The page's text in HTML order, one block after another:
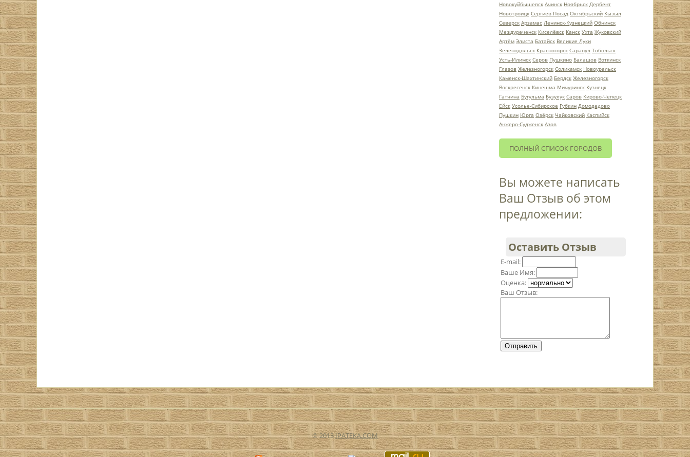
Новокуйбышевск Ачинск Ноябрьск Дербент
Новотроицк Сергиев Посад Октябрьский Кызыл
Северск Арзамас Ленинск-Кузнецкий Обнинск
Междуреченск Киселёвск Канск Ухта Жуковский
Артём Элиста Батайск Великие Луки
Зеленодольск Красногорск Сарапул Тобольск
Усть-Илимск Серов Пушкино Балашов Воткинск
Глазов Железногорск Соликамск Новоуральск
Каменск-Шахтинский Бердск Железногорск
Воскресенск Кинешма Мичуринск Кузнецк
Гатчина Бугульма Бузулук Саров Кирово-Чепецк
Ейск Усолье-Сибирское Губкин Домодедово
Пушкин Юрга Озёрск Чайковский Каспийск
Анжеро-Судженск Азов
ПОЛНЫЙ СПИСОК ГОРОДОВ
Вы можете написать
Ваш Отзыв об этом
предложении:
Оставить Отзыв
E-mail:
Ваше Имя:
Оценка:
Ваш Отзыв:
© 2013IPATEKA.COM